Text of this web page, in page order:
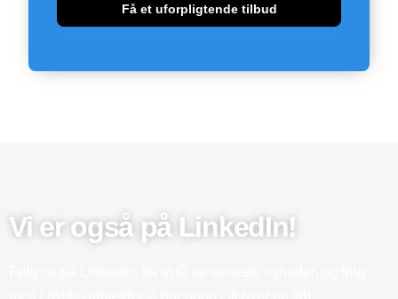
Få et uforpligtende tilbud
Vi er også på LinkedIn!